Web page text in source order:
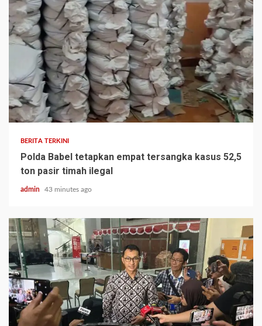
BERITA TERKINI
Polda Babel tetapkan empat tersangka kasus 52,5
ton pasir timah ilegal
admin 43 minutes ago